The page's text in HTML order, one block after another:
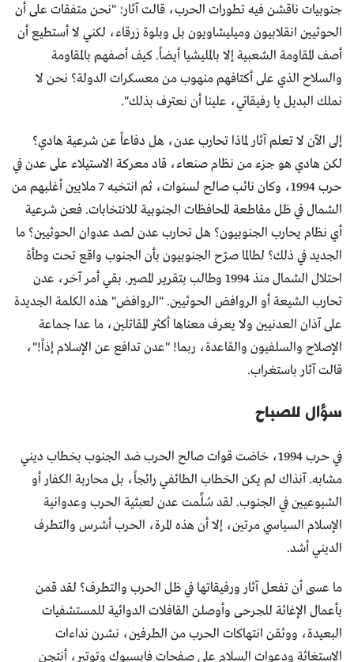
جنوبيات ناقشن فيه تطورات الحرب، قالت آثار: "نحن متفقات على أن
الحوثيين انقلابيون وميليشاويون بل وبلوة زرقاء، لكني لا أستطيع أن
أصف المقاومة الشعبية إلا بالمليشيا أيضاً. كيف أصفهم بالمقاومة
والسلاح الذي على أكتافهم منهوب من معسكرات الدولة؟ نحن لا
نملك البديل يا رفيقاتي، علينا أن نعترف بذلك".
إلى الآن لا تعلم آثار لماذا تحارب عدن، هل دفاعاً عن شرعية هادي؟
لكن هادي هو جزء من نظام صنعاء، قاد معركة الاستيلاء على عدن في
حرب 1994، وكان نائب صالح لسنوات، ثم انتخبه 7 ملايين أغلبهم من
الشمال في ظل مقاطعة المحافظات الجنوبية للانتخابات. فعن شرعية
أي نظام يحارب الجنوبيون؟ هل تحارب عدن لصد عدوان الحوثيين؟ ما
الجديد في ذلك؟ لطالما صرّح الجنوبيون بأن الجنوب واقع تحت وطأة
احتلال الشمال منذ 1994 وطالب بتقرير المصير. بقي أمر آخر، عدن
تحارب الشيعة أو الروافض الحوثيين. "الروافض" هذه الكلمة الجديدة
على آذان العدنيين ولا يعرف معناها أكثر المقاتلين، ما عدا جماعة
الإصلاح والسلفيون والقاعدة، ربما! "عدن تدافع عن الإسلام إذاً!"،
قالت آثار باستغراب.
سؤال للصباح
في حرب 1994، خاضت قوات صالح الحرب ضد الجنوب بخطاب ديني
مشابه. آنذاك لم يكن الخطاب الطائفي رائجاً، بل محاربة الكفار أو
الشيوعيين في الجنوب. لقد سُلِّمت عدن لعبثية الحرب وعدوانية
الإسلام السياسي مرتين، إلا أن هذه المرة، الحرب أشرس والتطرف
الديني أشد.
ما عسى أن تفعل آثار ورفيقاتها في ظل الحرب والتطرف؟ لقد قمن
بأعمال الإغاثة للجرحى وأوصلن القافلات الدوائية للمستشفيات
البعيدة، ووثقن انتهاكات الحرب من الطرفين، نشرن نداءات
الاستغاثة ودعوات السلام على صفحات فايسبوك وتوتير، أنتجن